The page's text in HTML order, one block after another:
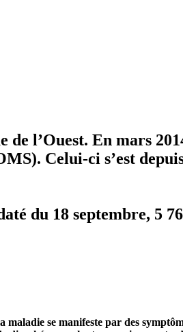
de l’Ouest. En mars
Celui-ci s’est
du 18 septembre, 5
maladie se manifeste par des